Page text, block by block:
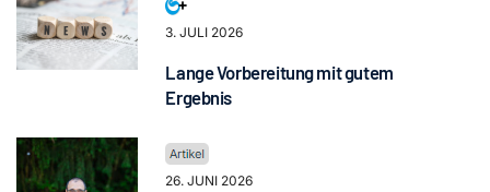
3. JULI 2026
Lange Vorbereitung mit gutem
Ergebnis
26. JUNI 2026